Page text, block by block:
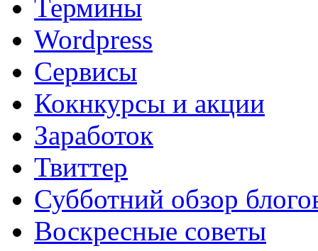
Термины
Wordpress
Сервисы
Кокнкурсы и акции
Заработок
Твиттер
Субботний обзор
Воскресные советы